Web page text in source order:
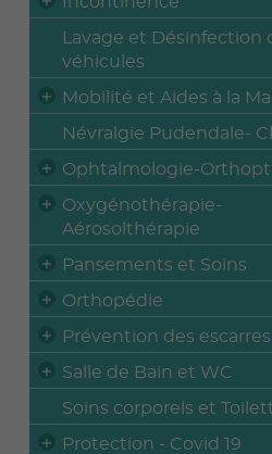
Lavage et Désinfection
véhicules
Mobilité et Aides à la
Névralgie Pudendale-
Ophtalmologie-
Oxygénothérapie-
Aérosolthérapie
Pansements et Soins
Orthopédie
Prévention des escarres
Salle de Bain et WC
Soins corporels et
Protection - Covid 19